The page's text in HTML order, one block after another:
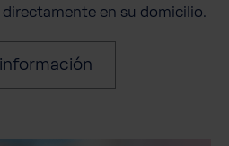
en su domicilio.